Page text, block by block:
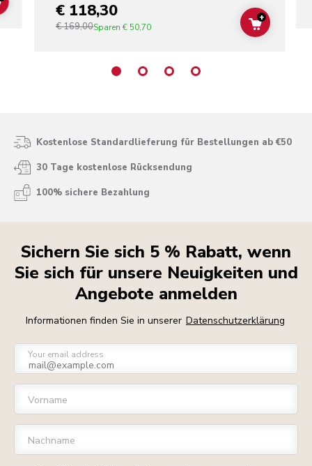
ADD TO CART€ 118,30
€ 169,00Sparen € 50,70 ADD TO
+
Kostenlose Standardlieferung für Bestellungen ab €50
30 Tage kostenlose Rücksendung
100% sichere Bezahlung
Sichern Sie sich 5 % Rabatt, wenn
Sie sich für unsere Neuigkeiten und
Angebote anmelden
Informationen finden Sie in unserer Datenschutzerklärung
Your email address
Vorname
Nachname